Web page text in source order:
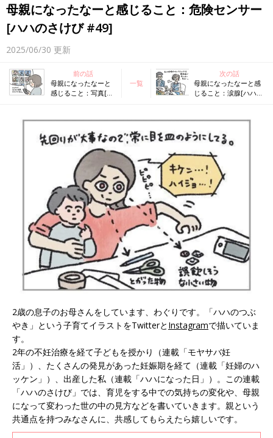
母親になったなーと感じること：危険センサー
[ハハのさけび #49]
2025/06/30 更新
前の話
母親になったなーと
感じること：写真[ハ
一覧
次の話
母親になったなーと感
じること：涙腺[ハハの
2歳の息子のお母さんをしています、わぐりです。「ハハのつぶ
やき」という子育てイラストをTwitterと Instagramで描いていま
す。
2年の不妊治療を経て子どもを授かり（連載「モヤサバ妊
活」）、たくさんの発見があった妊娠期を経て（連載「妊婦のハ
ッケン」）、出産した私（連載「ハハになった日」）。この連載
「ハハのさけび」では、育児をする中での気持ちの変化や、母親
になって変わった世の中の見方などを書いていきます。親という
共通点を持つみなさんに、共感してもらえたら嬉しいです。